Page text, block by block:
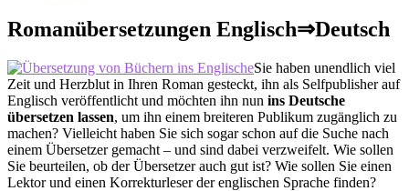
Romanübersetzungen Englisch⇒Deutsch
Sie haben unendlich viel
Zeit und Herzblut in Ihren Roman gesteckt, ihn als Selfpublisher auf
Englisch veröffentlicht und möchten ihn nun ins Deutsche
übersetzen lassen, um ihn einem breiteren Publikum zugänglich zu
machen? Vielleicht haben Sie sich sogar schon auf die Suche nach
einem Übersetzer gemacht – und sind dabei verzweifelt. Wie sollen
Sie beurteilen, ob der Übersetzer auch gut ist? Wie sollen Sie einen
Lektor und einen Korrekturleser der englischen Sprache finden?